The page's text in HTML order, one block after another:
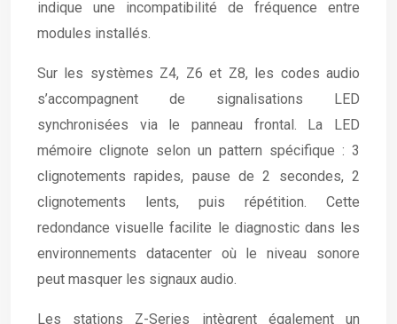
indique une incompatibilité de fréquence entre
modules installés.
Sur les systèmes Z4, Z6 et Z8, les codes audio
s’accompagnent de signalisations LED
synchronisées via le panneau frontal. La LED
mémoire clignote selon un pattern spécifique : 3
clignotements rapides, pause de 2 secondes, 2
clignotements lents, puis répétition. Cette
redondance visuelle facilite le diagnostic dans les
environnements datacenter où le niveau sonore
peut masquer les signaux audio.
Les stations Z-Series intègrent également un